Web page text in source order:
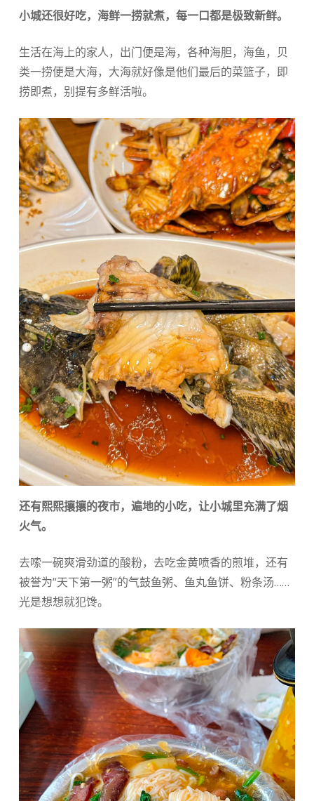
小城还很好吃，海鲜一捞就煮，每一口都是极致新鲜。
生活在海上的家人，出门便是海，各种海胆，海鱼，贝
类一捞便是大海，大海就好像是他们最后的菜篮子，即
捞即煮，别提有多鲜活啦。
还有熙熙攘攘的夜市，遍地的小吃，让小城里充满了烟
火气。
去嗦一碗爽滑劲道的酸粉，去吃金黄喷香的煎堆，还有
被誉为“天下第一粥”的气鼓鱼粥、鱼丸鱼饼、粉条汤……
光是想想就犯馋。